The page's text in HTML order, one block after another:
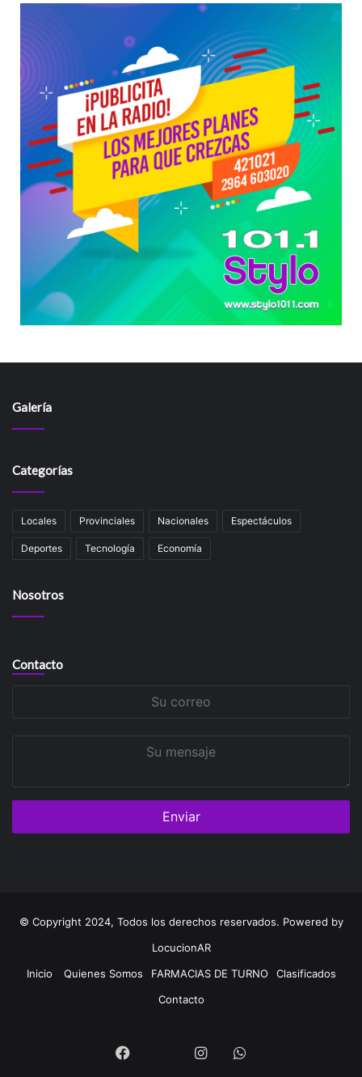
Galería
Categorías
Locales Provinciales Nacionales Espectáculos
Deportes Tecnología Economía
Nosotros
Contacto
© Copyright 2024, Todos los derechos reservados. Powered by
LocucionAR
Inicio
Quienes Somos FARMACIAS DE TURNO
Clasificados
Contacto
Facebook InstagramWhatsapp